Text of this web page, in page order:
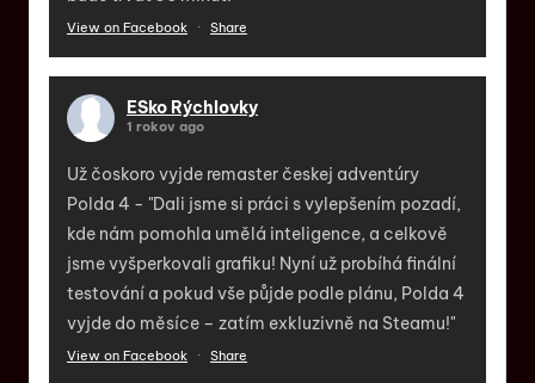
View on Facebook · Share
ESko Rýchlovky
1 rokov ago
Už čoskoro vyjde remaster českej adventúry
Polda 4 - "Dali jsme si práci s vylepšením pozadí,
kde nám pomohla umělá inteligence, a celkově
jsme vyšperkovali grafiku! Nyní už probíhá finální
testování a pokud vše půjde podle plánu, Polda 4
vyjde do měsíce – zatím exkluzivně na Steamu!"
View on Facebook · Share